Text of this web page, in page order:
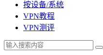
按设备/系统
VPN教程
VPN测评